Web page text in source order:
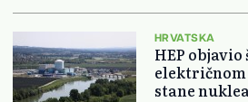
HRVATSKA
HEP objavio
stane